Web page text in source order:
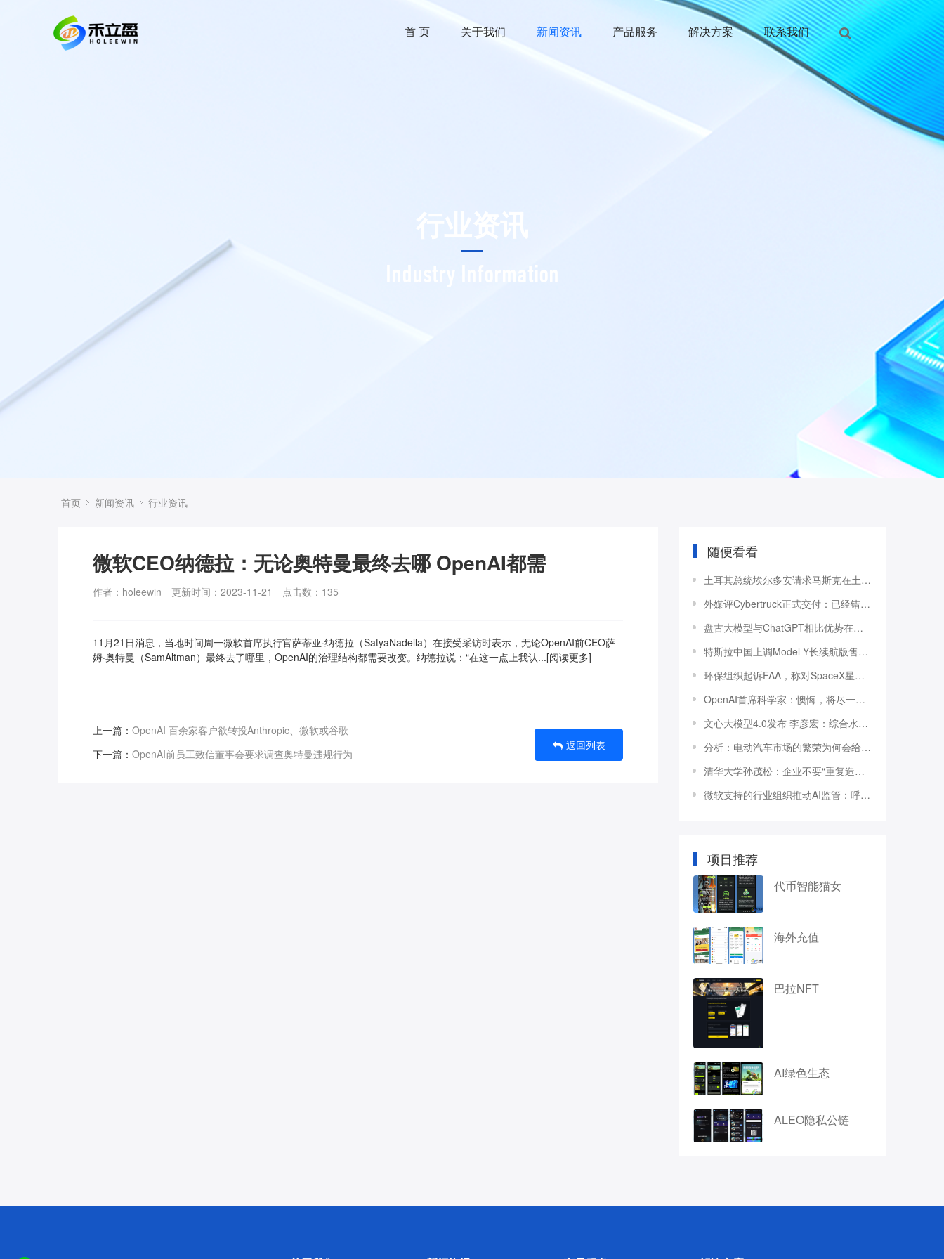
首 页 关于我们 新闻资讯 产品服务 解决方案 联系我们
行业资讯
Industry Information
首页 新闻资讯 行业资讯
微软CEO纳德拉：无论奥特曼最终去哪 OpenAI都需
作者：holeewin 更新时间：2023-11-21 点击数： 135
11月21日消息，当地时间周一微软首席执行官萨蒂亚·纳德拉（SatyaNadella）在接受采访时表示，无论OpenAI前CEO萨
姆·奥特曼（SamAltman）最终去了哪里，OpenAI的治理结构都需要改变。纳德拉说：“在这一点上我认...[阅读更多]
上一篇： OpenAI 百余家客户欲转投Anthropic、微软或谷歌
下一篇： OpenAI前员工致信董事会要求调查奥特曼违规行为
返回列表
随便看看
土耳其总统埃尔多安请求马斯克在土耳其建厂
外媒评Cybertruck正式交付：已经错过了上市的最
盘古大模型与ChatGPT相比优势在哪？ 张平安：不
特斯拉中国上调Model Y长续航版售价至30.44万元
环保组织起诉FAA，称对SpaceX星际飞船发射台审
OpenAI首席科学家：懊悔，将尽一切努力让OpenAI
文心大模型4.0发布 李彦宏：综合水平与GPT-4相
分析：电动汽车市场的繁荣为何会给美国电网带来
清华大学孙茂松：企业不要“重复造轮子”，要做
微软支持的行业组织推动AI监管：呼吁在立法基础
项目推荐
代币智能猫女
海外充值
巴拉NFT
AI绿色生态
ALEO隐私公链